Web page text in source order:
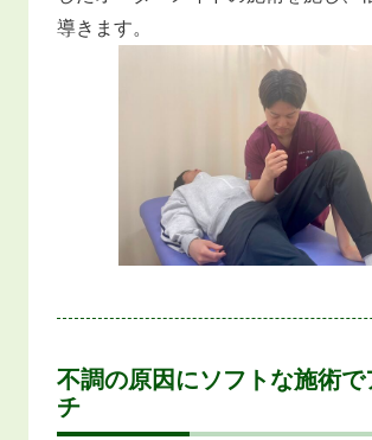
導きます。
不調の原因にソフトな施術で
チ